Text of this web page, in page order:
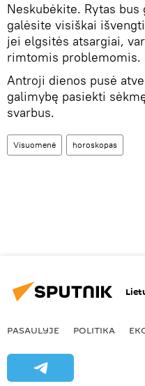
Neskubėkite. Rytas bus
galėsite visiškai
jei elgsitės atsargiai,
rimtomis problemomis.
Antroji dienos pusė
galimybę pasiekti
svarbus.
Visuomenė horoskopas
PASAULYJE POLITIKA